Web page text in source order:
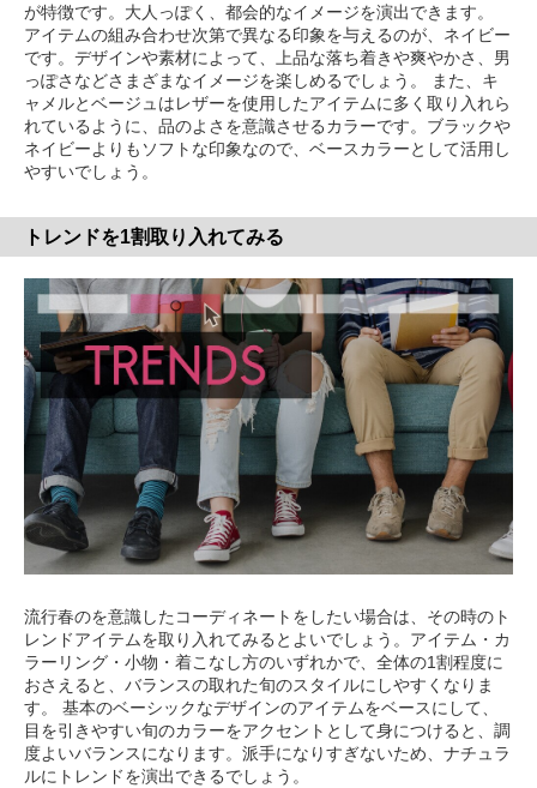
が特徴です。大人っぽく、都会的なイメージを演出できます。
アイテムの組み合わせ次第で異なる印象を与えるのが、ネイビー
です。デザインや素材によって、上品な落ち着きや爽やかさ、男
っぽさなどさまざまなイメージを楽しめるでしょう。 また、キ
ャメルとベージュはレザーを使用したアイテムに多く取り入れら
れているように、品のよさを意識させるカラーです。ブラックや
ネイビーよりもソフトな印象なので、ベースカラーとして活用し
やすいでしょう。
トレンドを1割取り入れてみる
流行春のを意識したコーディネートをしたい場合は、その時のト
レンドアイテムを取り入れてみるとよいでしょう。アイテム・カ
ラーリング・小物・着こなし方のいずれかで、全体の1割程度に
おさえると、バランスの取れた旬のスタイルにしやすくなりま
す。 基本のベーシックなデザインのアイテムをベースにして、
目を引きやすい旬のカラーをアクセントとして身につけると、調
度よいバランスになります。派手になりすぎないため、ナチュラ
ルにトレンドを演出できるでしょう。